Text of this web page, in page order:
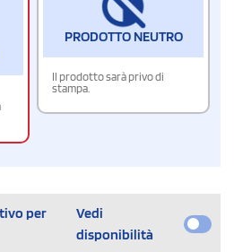
PRODOTTO NEUTRO
Il prodotto sarà privo di
stampa.
per
Vedi
disponibilità